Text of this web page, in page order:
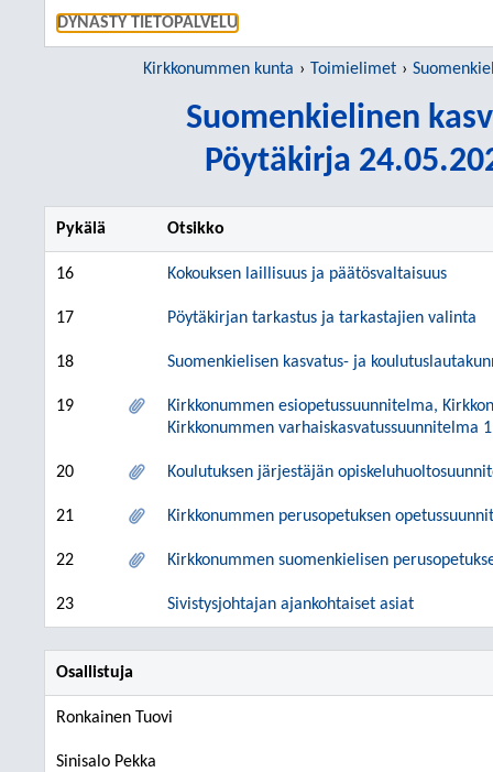
DYNASTY TIETOPALVELU
Kirkkonummen kunta Toimielimet
Suomenkielinen
Pöytäkirja
Pykälä Otsikko
16 Kokouksen laillisuus ja päätösvaltaisuus
17 Pöytäkirjan tarkastus ja tarkastajien valinta
18 Suomenkielisen kasvatus- ja
19
Kirkkonummen esiopetussuunnitelma,
Kirkkonummen varhaiskasvatussuunnitelma
20 Koulutuksen järjestäjän
21 Kirkkonummen perusopetuksen
22 Kirkkonummen suomenkielisen
23 Sivistysjohtajan ajankohtaiset asiat
Osallistuja
Ronkainen Tuovi
Sinisalo Pekka